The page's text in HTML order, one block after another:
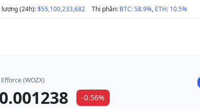
lượng (24h):$55,100,233,682 Thị phần: BTC: 58.9%, ETH: 10.5%
(WOZX)
-0.56%